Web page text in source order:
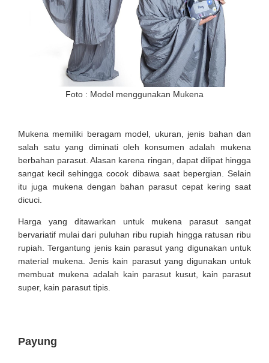
Foto : Model menggunakan Mukena
Mukena memiliki beragam model, ukuran, jenis bahan dan
salah satu yang diminati oleh konsumen adalah mukena
berbahan parasut. Alasan karena ringan, dapat dilipat hingga
sangat kecil sehingga cocok dibawa saat bepergian. Selain
itu juga mukena dengan bahan parasut cepat kering saat
dicuci.
Harga yang ditawarkan untuk mukena parasut sangat
bervariatif mulai dari puluhan ribu rupiah hingga ratusan ribu
rupiah. Tergantung jenis kain parasut yang digunakan untuk
material mukena. Jenis kain parasut yang digunakan untuk
membuat mukena adalah kain parasut kusut, kain parasut
super, kain parasut tipis.
Payung